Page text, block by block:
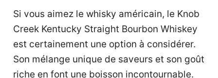
Si vous aimez le whisky américain, le Knob
Creek Kentucky Straight Bourbon Whiskey
est certainement une option à considérer.
Son mélange unique de saveurs et son goût
riche en font une boisson incontournable.